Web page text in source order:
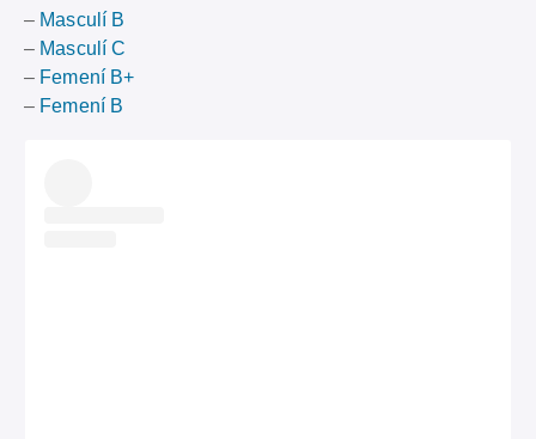
– Masculí B
– Masculí C
– Femení B+
– Femení B